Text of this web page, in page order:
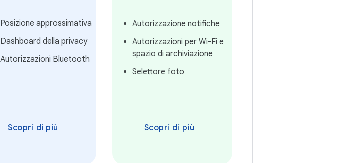
Posizione approssimativa
Dashboard della privacy
Autorizzazioni Bluetooth
Scopri di più
Autorizzazione notifiche
Autorizzazioni per Wi-Fi e
spazio di archiviazione
Selettore foto
Scopri di più